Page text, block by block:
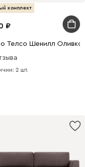
комплект
Телсо Шенилл
2 шт.